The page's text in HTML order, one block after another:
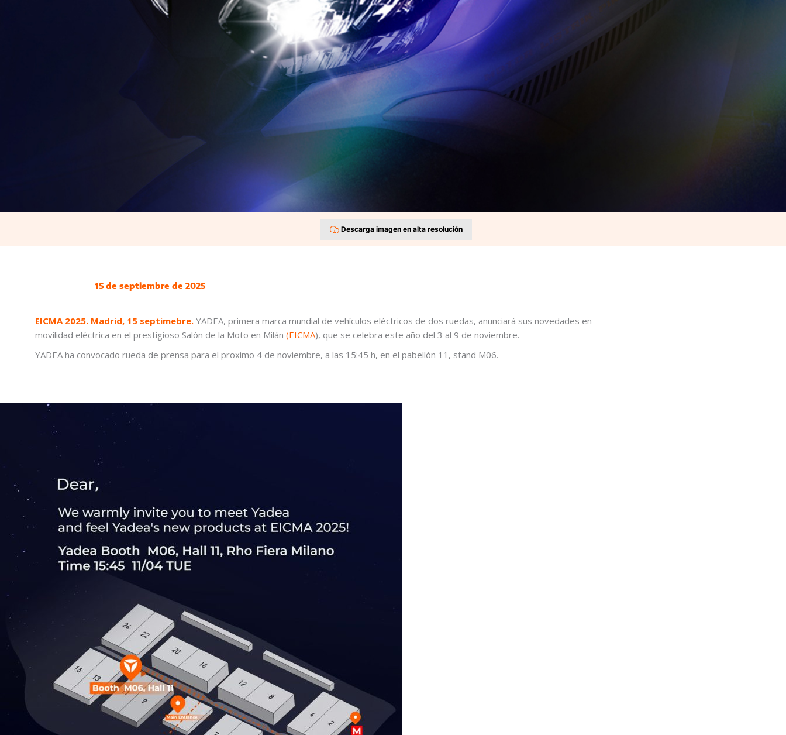
Descarga imagen en alta resolución
15 de septiembre de 2025
EICMA 2025. Madrid, 15 septimebre. YADEA, primera marca mundial de vehículos eléctricos de dos ruedas, anunciará sus novedades en
movilidad eléctrica en el prestigioso Salón de la Moto en Milán (EICMA), que se celebra este año del 3 al 9 de noviembre.
YADEA ha convocado rueda de prensa para el proximo 4 de noviembre, a las 15:45 h, en el pabellón 11, stand M06.